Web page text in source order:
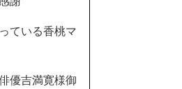
ている香桃マ
優吉満寛様御